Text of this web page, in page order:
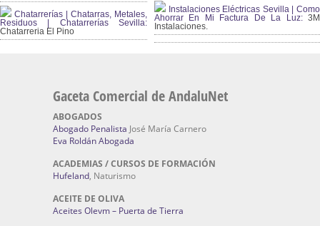
Chatarrerías | Chatarras, Metales,
Residuos | Chatarrerías Sevilla:
Chatarreria El Pino
Instalaciones Eléctricas Sevilla | Como
Ahorrar En Mi Factura De La Luz:3M
Instalaciones.
Gaceta Comercial de AndaluNet
ABOGADOS
Abogado Penalista José María Carnero
Eva Roldán Abogada
ACADEMIAS / CURSOS DE FORMACIÓN
Hufeland, Naturismo
ACEITE DE OLIVA
Aceites Olevm – Puerta de Tierra